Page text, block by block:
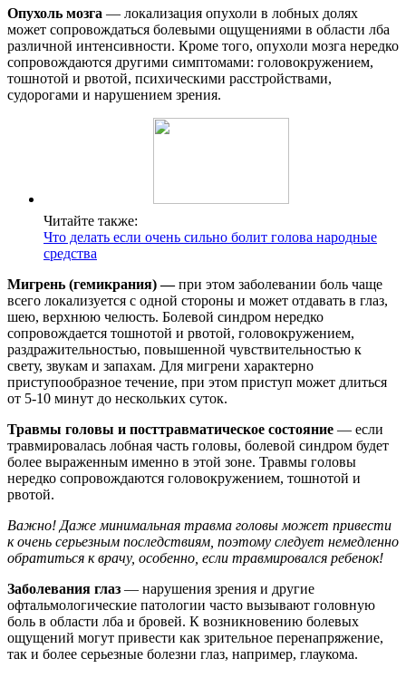
Опухоль мозга — локализация опухоли в лобных долях
может сопровождаться болевыми ощущениями в области лба
различной интенсивности. Кроме того, опухоли мозга нередко
сопровождаются другими симптомами: головокружением,
тошнотой и рвотой, психическими расстройствами,
судорогами и нарушением зрения.
Читайте также:
Что делать если очень сильно болит голова народные
средства
Мигрень (гемикрания) —при этом заболевании боль чаще
всего локализуется с одной стороны и может отдавать в глаз,
шею, верхнюю челюсть. Болевой синдром нередко
сопровождается тошнотой и рвотой, головокружением,
раздражительностью, повышенной чувствительностью к
свету, звукам и запахам. Для мигрени характерно
приступообразное течение, при этом приступ может длиться
от 5-10 минут до нескольких суток.
Травмы головы и посттравматическое состояние — если
травмировалась лобная часть головы, болевой синдром будет
более выраженным именно в этой зоне. Травмы головы
нередко сопровождаются головокружением, тошнотой и
рвотой.
Важно! Даже минимальная травма головы может привести
к очень серьезным последствиям, поэтому следует немедленно
обратиться к врачу, особенно, если травмировался ребенок!
Заболевания глаз — нарушения зрения и другие
офтальмологические патологии часто вызывают головную
боль в области лба и бровей. К возникновению болевых
ощущений могут привести как зрительное перенапряжение,
так и более серьезные болезни глаз, например, глаукома.